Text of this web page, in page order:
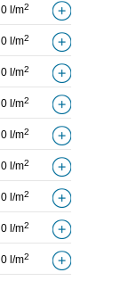
0 l/m2
0 l/m2
0 l/m2
0 l/m2
0 l/m2
0 l/m2
0 l/m2
0 l/m2
0 l/m2